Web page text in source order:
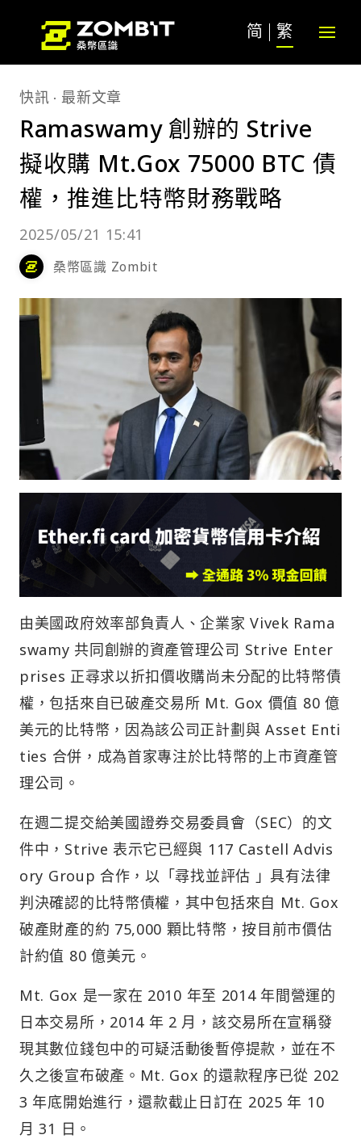
简 繁
快訊 最新文章
Ramaswamy 創辦的 Strive
擬收購 Mt.Gox 75000 BTC 債
權，推進比特幣財務戰略
2025/05/21 15:41
桑幣區識 Zombit
由美國政府效率部負責人、企業家 Vivek Rama
swamy 共同創辦的資產管理公司 Strive Enter
prises 正尋求以折扣價收購尚未分配的比特幣債
權，包括來自已破產交易所 Mt. Gox 價值 80 億
美元的比特幣，因為該公司正計劃與 Asset Enti
ties 合併，成為首家專注於比特幣的上市資產管
理公司。
在週二提交給美國證券交易委員會（SEC）的文
件中，Strive 表示它已經與 117 Castell Advis
ory Group 合作，以「尋找並評估 」具有法律
判決確認的比特幣債權，其中包括來自 Mt. Gox
破產財產的約 75,000 顆比特幣，按目前市價估
計約值 80 億美元。
Mt. Gox 是一家在 2010 年至 2014 年間營運的
日本交易所，2014 年 2 月，該交易所在宣稱發
現其數位錢包中的可疑活動後暫停提款，並在不
久之後宣布破產。Mt. Gox 的還款程序已從 202
3 年底開始進行，還款截止日訂在 2025 年 10
月 31 日。